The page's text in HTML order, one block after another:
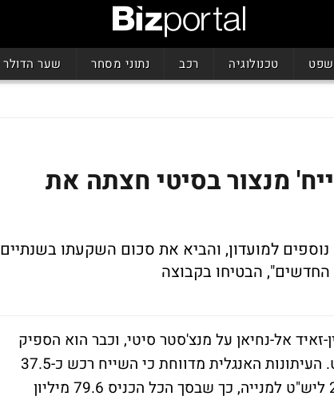
טכנולוגיה רכב נתוני מסחר שער הדולר
מנצור בסיטי חצתה את
הזרים 80 מיליון ליש"ט נוספים למועדון, והביא את סכום השקעתו בשנתיים
אל-נחיאן על מנצ'סטר סיטי, וכבר הוא הספיק
להוציא על הקבוצה למעלה מחצי מיליארד ליש"ט. העיתונות האנגלית מדווחת כי השייח רכש כ-37.5
מיליון מניות חדשות של הקבוצה במחיר של 2.12 ליש"ט למנייה, כך שבסך הכל הכניס 79.6 מיליון